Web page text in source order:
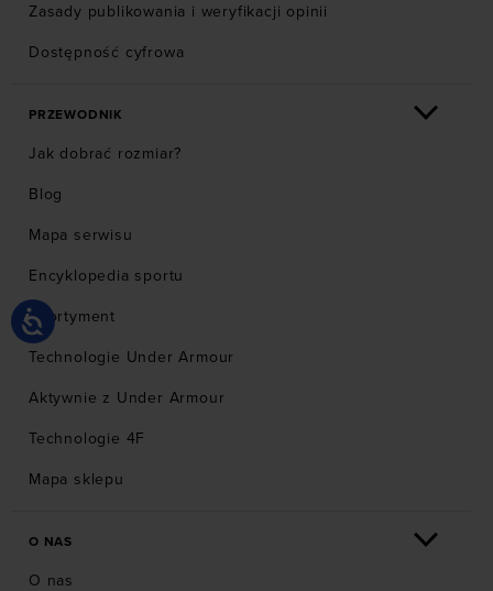
Zasady publikowania i weryfikacji opinii
Dostępność cyfrowa
PRZEWODNIK
Jak dobrać rozmiar?
Blog
Mapa serwisu
Encyklopedia sportu
Asortyment
Technologie Under Armour
Aktywnie z Under Armour
Technologie 4F
Mapa sklepu
O NAS
O nas